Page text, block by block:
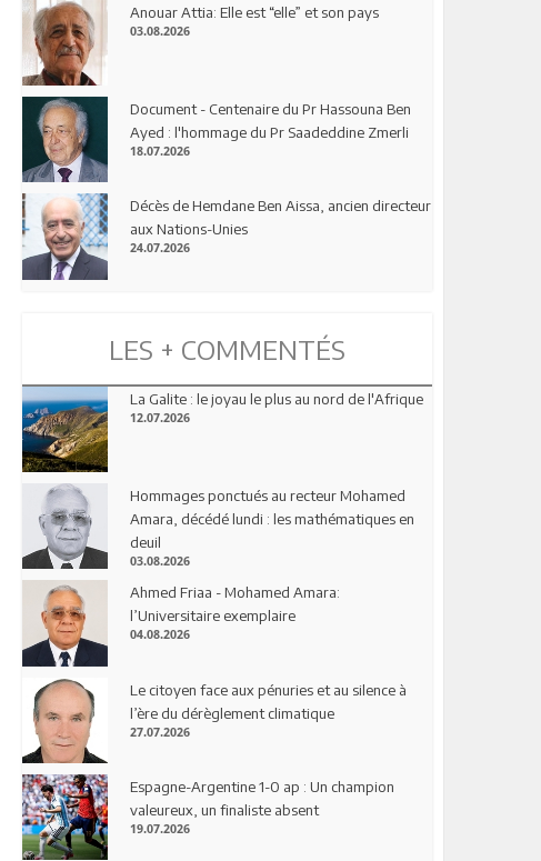
Anouar Attia: Elle est “elle” et son pays
03.08.2026
Document - Centenaire du Pr Hassouna Ben
Ayed : l'hommage du Pr Saadeddine Zmerli
18.07.2026
Décès de Hemdane Ben Aissa, ancien directeur
aux Nations-Unies
24.07.2026
LES + COMMENTÉS
La Galite : le joyau le plus au nord de l'Afrique
12.07.2026
Hommages ponctués au recteur Mohamed
Amara, décédé lundi : les mathématiques en
deuil
03.08.2026
Ahmed Friaa - Mohamed Amara:
l’Universitaire exemplaire
04.08.2026
Le citoyen face aux pénuries et au silence à
l’ère du dérèglement climatique
27.07.2026
Espagne-Argentine 1-0 ap : Un champion
valeureux, un finaliste absent
19.07.2026